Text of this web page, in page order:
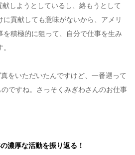
しようとしているし、絡もうとして
貢献しても意味がないから、アメリ
を積極的に狙って、自分で仕事を生み
をいただいたんですけど、一番遡って
ですね。さっそくみぎわさんのお仕事
濃厚な活動を振り返る！